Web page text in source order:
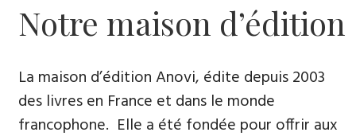
Notre maison d’édition
La maison d’édition Anovi, édite depuis 2003
des livres en France et dans le monde
francophone. Elle a été fondée pour offrir aux